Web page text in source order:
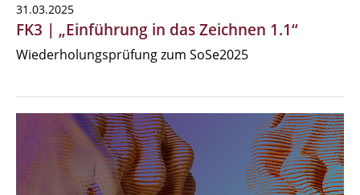
31.03.2025
FK3 | „Einführung in das Zeichnen 1.1“
Wiederholungsprüfung zum SoSe2025